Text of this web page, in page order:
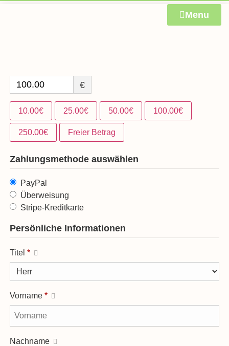
Menu
€
10.00€ 25.00€ 50.00€ 100.00€
250.00€ Freier Betrag
Zahlungsmethode auswählen
PayPal
Überweisung
Stripe-Kreditkarte
Persönliche Informationen
Titel *
Vorname *
Nachname